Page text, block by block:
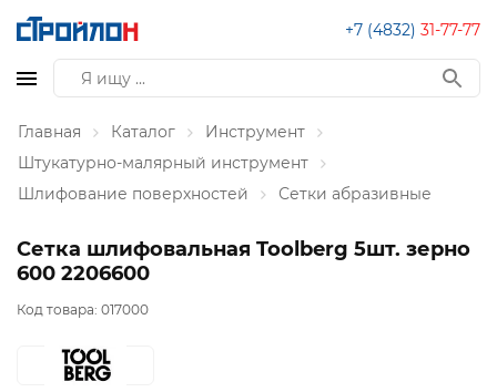
+7 (4832) 31-77-77
Главная Каталог
Инструмент
Штукатурно-малярный инструмент
Шлифование поверхностей
Сетки абразивные
Сетка шлифовальная Toolberg 5шт. зерно
600 2206600
Код товара: 017000